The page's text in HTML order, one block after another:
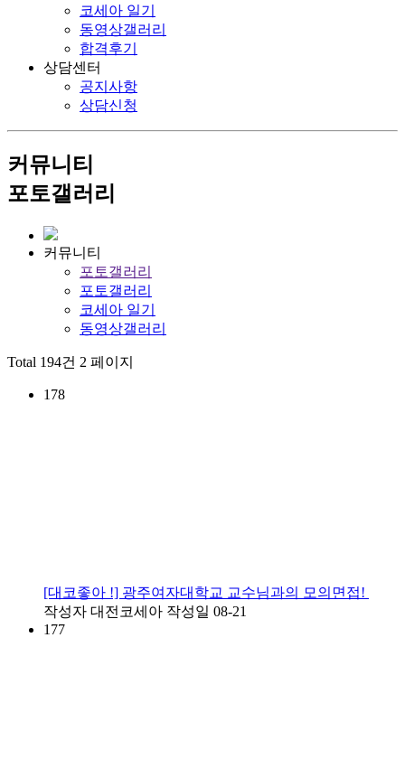
코세아 일기
동영상갤러리
합격후기
상담센터
공지사항
상담신청
커뮤니티
포토갤러리
커뮤니티
포토갤러리
포토갤러리
코세아 일기
동영상갤러리
Total 194건 2 페이지
178
[대코좋아 !] 광주여자대학교 교수님과의 모의면접!
작성자 대전코세아 작성일 08-21
177